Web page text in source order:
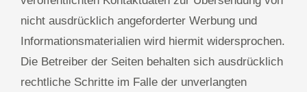
nicht ausdrücklich angeforderter Werbung und
Informationsmaterialien wird hiermit widersprochen.
Die Betreiber der Seiten behalten sich ausdrücklich
rechtliche Schritte im Falle der unverlangten